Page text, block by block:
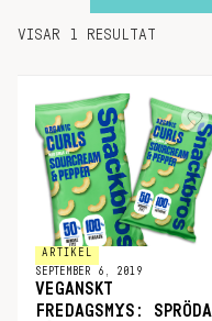
VISAR 1 RESULTAT
ARTIKEL
SEPTEMBER 6, 2019
VEGANSKT
FREDAGSMYS: SPRÖDA